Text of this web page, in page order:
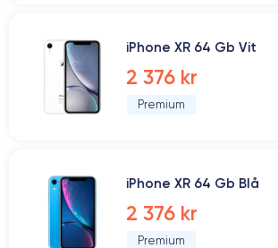
iPhone XR 64 Gb Vit
2 376 kr
Premium
iPhone XR 64 Gb Blå
2 376 kr
Premium